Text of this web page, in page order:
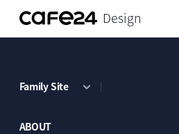
Design
Family Site
ABOUT